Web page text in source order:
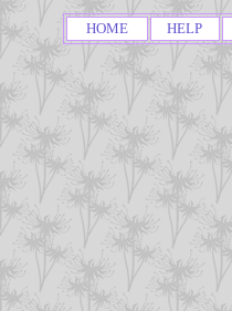
HOME HELP